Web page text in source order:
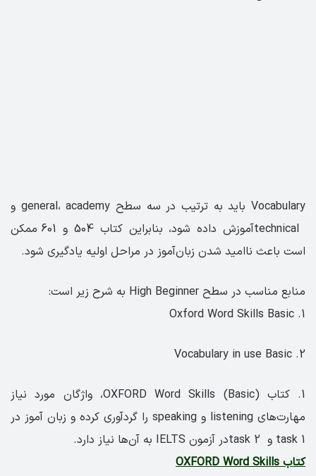
Vocabulary باید به ترتیب در سه سطح general، academy و
technicalآموزش داده شود، بنابراین کتاب 504 و 601 ممکن
است باعث ناامید شدن زبان‌آموز در مراحل اولیه یادگیری شود.
منابع مناسب در سطح High Beginner به شرح زیر است:
1. Oxford Word Skills Basic
2. Vocabulary in use Basic
1. کتاب OXFORD Word Skills (Basic)، واژگان مورد نیاز
مهارت‌های listening و speaking را گردآوری کرده و زبان آموز در
task 1 و task 2در آزمون IELTS به آن‌ها نیاز دارد.
کتاب OXFORD Word Skills